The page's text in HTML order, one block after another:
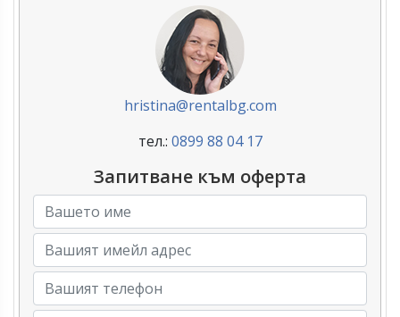
hristina@rentalbg.com
тел.: 0899 88 04 17
Запитване към оферта